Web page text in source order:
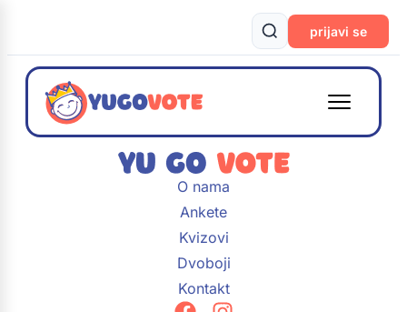
prijavi se
O nama
Ankete
Kvizovi
Dvoboji
Kontakt